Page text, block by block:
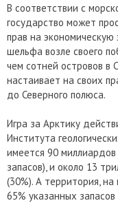
В соответствии с
государство может
прав на экономическую
шельфа возле своего
чем сотней островов в
настаивает на своих
до Северного полюса.
Игра за Арктику
Института
имеется 90
запасов), и около 13
(30%). А территория,
65% указанных